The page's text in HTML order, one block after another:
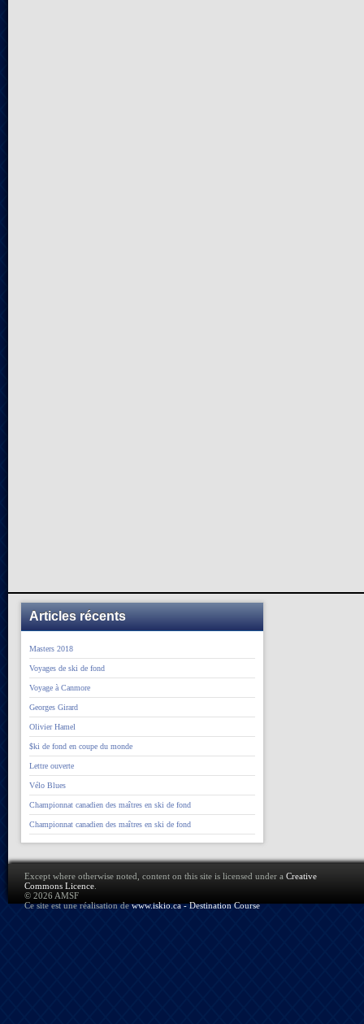
Articles récents
Masters 2018
Voyages de ski de fond
Voyage à Canmore
Georges Girard
Olivier Hamel
$ki de fond en coupe du monde
Lettre ouverte
Vélo Blues
Championnat canadien des maîtres en ski de fond
Championnat canadien des maîtres en ski de fond
Except where otherwise noted, content on this site is licensed under a Creative
Commons Licence
© 2026 AMSF
Ce site est une réalisation dewww.iskio.ca - Destination Course